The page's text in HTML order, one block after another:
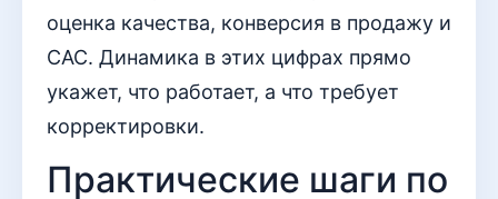
оценка качества, конверсия в продажу и
CAC. Динамика в этих цифрах прямо
укажет, что работает, а что требует
корректировки.
Практические шаги по